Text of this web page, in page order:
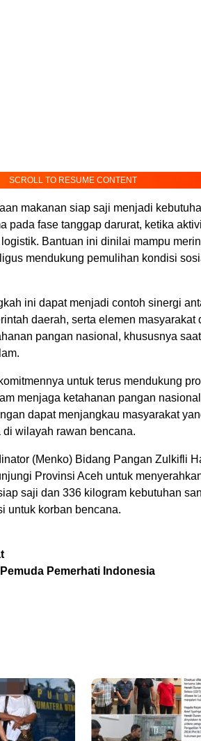
SCROLL TO RESUME CONTENT
makanan siap saji menjadi
pada fase tanggap darurat, ketika
Bantuan ini dinilai mampu
mendukung pemulihan kondisi
ini dapat menjadi contoh sinergi
daerah, serta elemen masyarakat
pangan nasional, khususnya saat
untuk terus mendukung
menjaga ketahanan pangan
dapat menjangkau masyarakat
di wilayah rawan bencana.
(Menko) Bidang Pangan Zulkifli
Provinsi Aceh untuk
saji dan 336 kilogram kebutuhan
untuk korban bencana.
Pemerhati Indonesia